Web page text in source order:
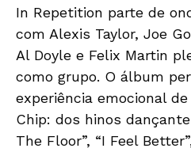
In Repetition parte de
com Alexis Taylor, Joe
Al Doyle e Felix Martin
como grupo. O álbum
experiência emocional
Chip: dos hinos
The Floor”, “I Feel